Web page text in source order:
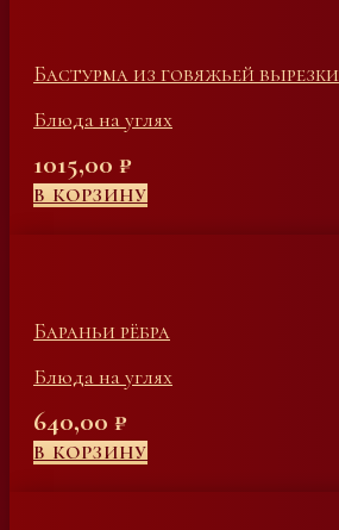
Бастурма из говяжьей вырезки
Блюда на углях
1015,00 ₽
В КОРЗИНУ
Бараньи рёбра
Блюда на углях
640,00 ₽
В КОРЗИНУ